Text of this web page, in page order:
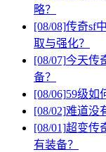
略？
[08/08]传奇sf
取与强化？
[08/07]今天传
备？
[08/06]59级如
[08/02]难道没
[08/01]超变传
有装备？